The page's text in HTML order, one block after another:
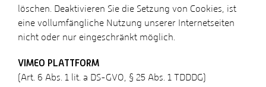
löschen. Deaktivieren Sie die Setzung von Cookies, ist
eine vollumfängliche Nutzung unserer Internetseiten
nicht oder nur eingeschränkt möglich.
VIMEO PLATTFORM
(Art. 6 Abs. 1 lit. a DS-GVO, § 25 Abs. 1 TDDDG)